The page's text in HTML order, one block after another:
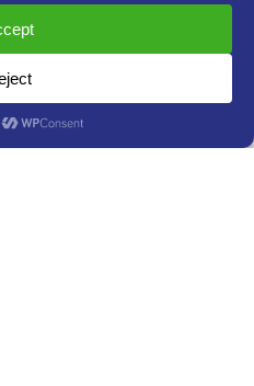
LLC. Tüm Hakları
bir ticari markadır.
Yönetilmektedir |
barındırmaWordPress